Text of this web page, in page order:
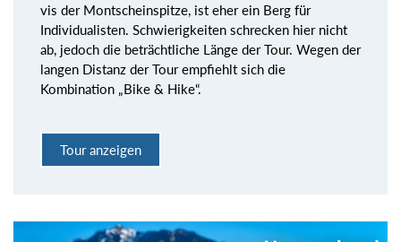
vis der Montscheinspitze, ist eher ein Berg für
Individualisten. Schwierigkeiten schrecken hier nicht
ab, jedoch die beträchtliche Länge der Tour. Wegen der
langen Distanz der Tour empfiehlt sich die
Kombination „Bike & Hike“.
Tour anzeigen